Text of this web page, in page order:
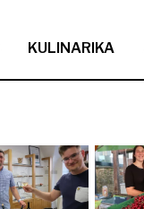
KULINARIKA